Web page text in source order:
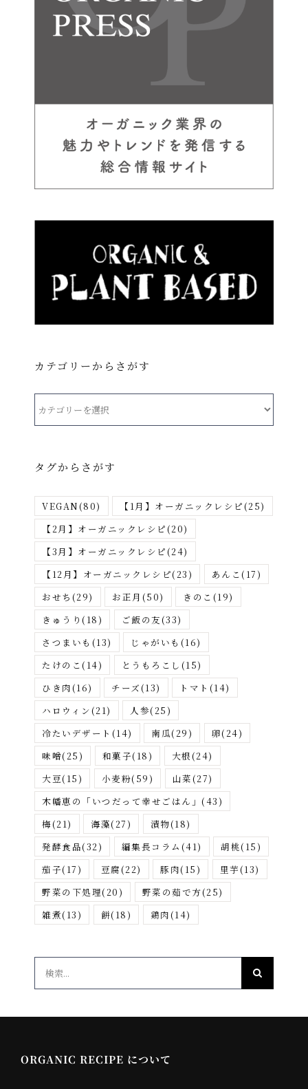
カテゴリーからさがす
ー
ら
が
す
タグからさがす
VEGAN(80) 【1月】オーガニックレシピ(25)
【2月】オーガニックレシピ(20)
【3月】オーガニックレシピ(24)
【12月】オーガニックレシピ(23) あんこ(17)
おせち (29) お正月 (50) きのこ (19)
きゅうり (18) ご飯の友(33)
さつまいも (13) じゃがいも (16)
たけのこ(14) とうもろこし (15)
ひき肉(16) チーズ(13) トマト (14)
ハロウィン(21) 人参(25)
冷たいデザート (14) 南瓜(29) 卵(24)
味噌(25) 和菓子(18) 大根(24)
大豆(15) 小麦粉(59) 山菜(27)
木幡恵の「いつだって幸せごはん」 (43)
梅(21) 海藻(27) 漬物(18)
発酵食品(32) 編集長コラム (41) 胡桃(15)
茄子(17) 豆腐(22) 豚肉(15) 里芋(13)
野菜の下処理(20) 野菜の茹で方(25)
雑煮(13) 餅(18) 鶏肉(14)
ORGANIC RECIPE について